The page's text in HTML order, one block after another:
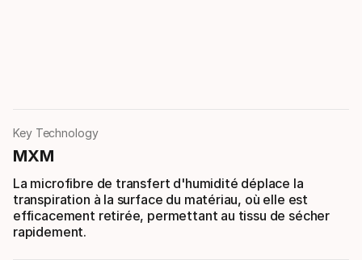
Key Technology
MXM
La microfibre de transfert d'humidité déplace la
transpiration à la surface du matériau, où elle est
efficacement retirée, permettant au tissu de sécher
rapidement.